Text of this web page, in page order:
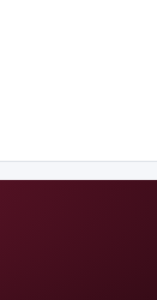
18:00